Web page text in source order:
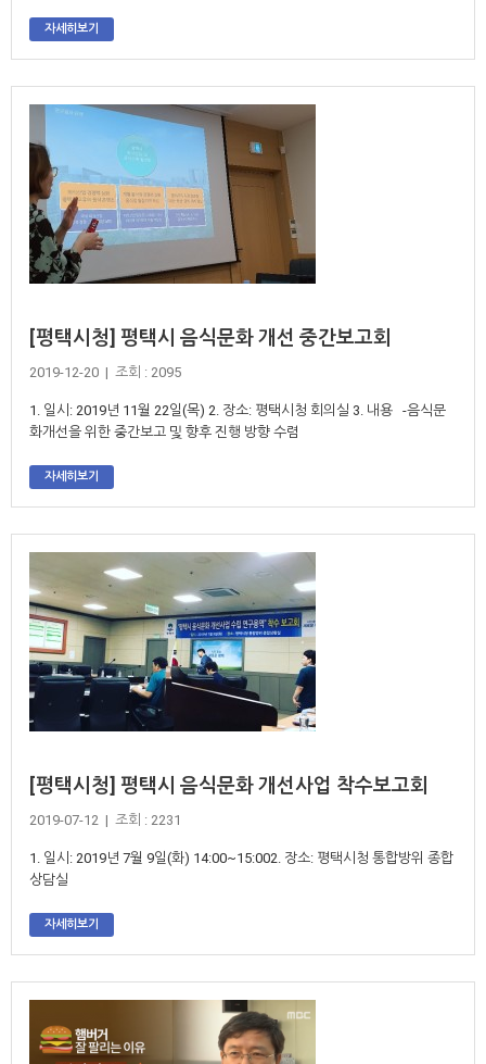
자세히보기
[평택시청] 평택시 음식문화 개선 중간보고회
2019-12-20 | 조회 : 2095
1. 일시: 2019년 11월 22일(목) 2. 장소: 평택시청 회의실 3. 내용 -음식문
화개선을 위한 중간보고 및 향후 진행 방향 수렴
자세히보기
[평택시청] 평택시 음식문화 개선사업 착수보고회
2019-07-12 | 조회 : 2231
1. 일시: 2019년 7월 9일(화) 14:00~15:002. 장소: 평택시청 통합방위 종합
상담실
자세히보기